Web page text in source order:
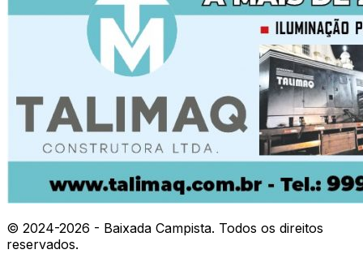
© 2024-2026 - Baixada Campista. Todos os direitos
reservados.